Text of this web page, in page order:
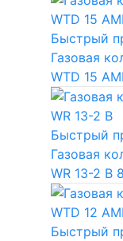
Быстрый
Газовая
WTD 15
Быстрый
Газовая
WR 13-2 В
Быстрый